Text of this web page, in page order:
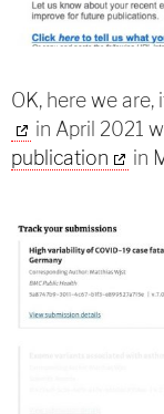
OK, here we
in April 2021
publication
in